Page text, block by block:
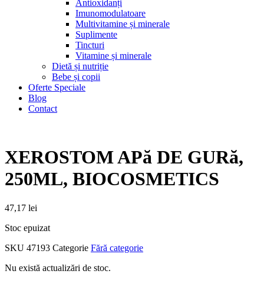
Antioxidanți
Imunomodulatoare
Multivitamine și minerale
Suplimente
Tincturi
Vitamine și minerale
Dietă și nutriție
Bebe și copii
Oferte Speciale
Blog
Contact
XEROSTOM APă DE GURă,
250ML, BIOCOSMETICS
47,17 lei
Stoc epuizat
SKU 47193 Categorie Fără categorie
Nu există actualizări de stoc.